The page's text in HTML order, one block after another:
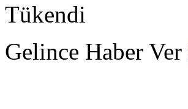
Tükendi
Gelince Haber Ver